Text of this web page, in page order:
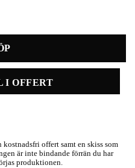
offert samt en skiss som
är inte bindande förrän du har
produktionen.
I OFFERT